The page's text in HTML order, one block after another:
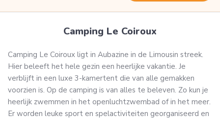
Camping Le Coiroux
Camping Le Coiroux ligt in Aubazine in de Limousin streek.
Hier beleeft het hele gezin een heerlijke vakantie. Je
verblijft in een luxe 3-kamertent die van alle gemakken
voorzien is. Op de camping is van alles te beleven. Zo kun je
heerlijk zwemmen in het openluchtzwembad of in het meer.
Er worden leuke sport en spelactiviteiten georganiseerd en